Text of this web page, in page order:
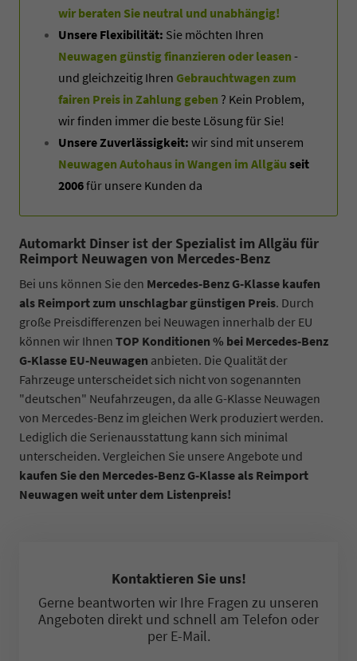
wir beraten Sie neutral und unabhängig!
Unsere Flexibilität: Sie möchten Ihren
Neuwagen günstig finanzieren oder leasen -
und gleichzeitig Ihren Gebrauchtwagen zum
fairen Preis in Zahlung geben ? Kein Problem,
wir finden immer die beste Lösung für Sie!
Unsere Zuverlässigkeit: wir sind mit unserem
Neuwagen Autohaus in Wangen im Allgäu seit
2006für unsere Kunden da
Automarkt Dinser ist der Spezialist im Allgäu für
Reimport Neuwagen von Mercedes-Benz
Bei uns können Sie den Mercedes-Benz G-Klasse kaufen
als Reimport zum unschlagbar günstigen Preis. Durch
große Preisdifferenzen bei Neuwagen innerhalb der EU
können wir Ihnen TOP Konditionen % bei Mercedes-Benz
G-Klasse EU-Neuwagen anbieten. Die Qualität der
Fahrzeuge unterscheidet sich nicht von sogenannten
"deutschen" Neufahrzeugen, da alle G-Klasse Neuwagen
von Mercedes-Benz im gleichen Werk produziert werden.
Lediglich die Serienausstattung kann sich minimal
unterscheiden. Vergleichen Sie unsere Angebote und
kaufen Sie den Mercedes-Benz G-Klasse als Reimport
Neuwagen weit unter dem Listenpreis!
Kontaktieren Sie uns!
Gerne beantworten wir Ihre Fragen zu unseren
Angeboten direkt und schnell am Telefon oder
per E-Mail.